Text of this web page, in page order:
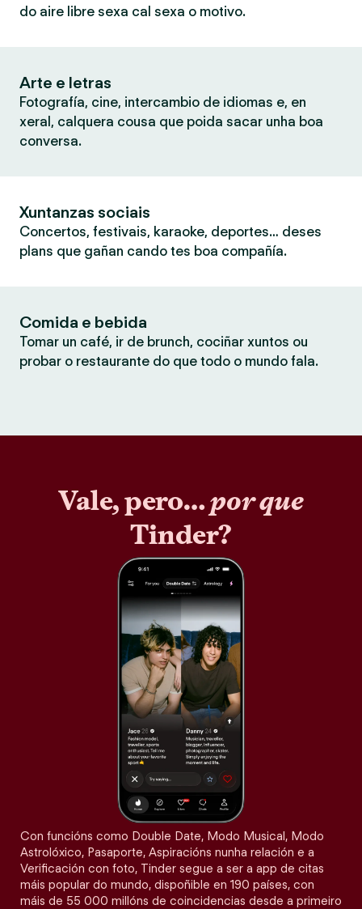
do aire libre sexa cal sexa o motivo.
Arte e letras
Fotografía, cine, intercambio de idiomas e, en
xeral, calquera cousa que poida sacar unha boa
conversa.
Xuntanzas sociais
Concertos, festivais, karaoke, deportes… deses
plans que gañan cando tes boa compañía.
Comida e bebida
Tomar un café, ir de brunch, cociñar xuntos ou
probar o restaurante do que todo o mundo fala.
Vale, pero…por que
Tinder?
Con funcións como Double Date, Modo Musical, Modo
Astrolóxico, Pasaporte, Aspiracións nunha relación e a
Verificación con foto, Tinder segue a ser a app de citas
máis popular do mundo, dispoñible en 190 países, con
máis de 55 000 millóns de coincidencias desde a primeiro